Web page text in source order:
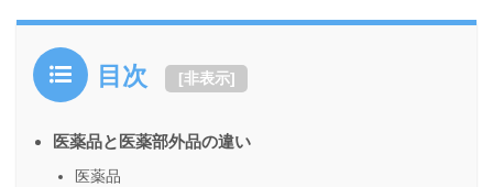
目次 [非表示]
医薬品と医薬部外品の違い
医薬品